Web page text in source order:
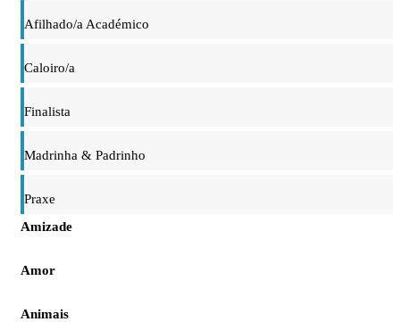
Afilhado/a Académico
Caloiro/a
Finalista
Madrinha & Padrinho
Praxe
Amizade
Amor
Animais